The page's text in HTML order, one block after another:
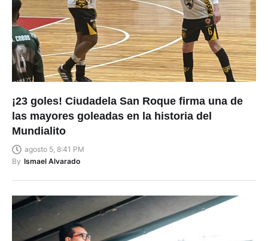
¡23 goles! Ciudadela San Roque firma una de
las mayores goleadas en la historia del
Mundialito
agosto 5, 8:41 PM
By Ismael Alvarado